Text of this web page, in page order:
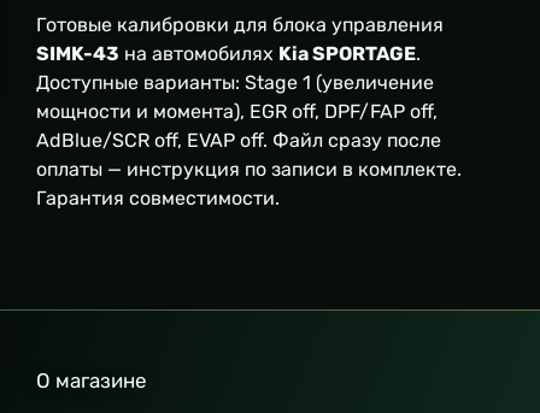
Готовые калибровки для блока управления
SIMK-43 на автомобилях Kia SPORTAGE.
Доступные варианты: Stage 1 (увеличение
мощности и момента), EGR off, DPF/FAP off,
AdBlue/SCR off, EVAP off. Файл сразу после
оплаты — инструкция по записи в комплекте.
Гарантия совместимости.
О магазине